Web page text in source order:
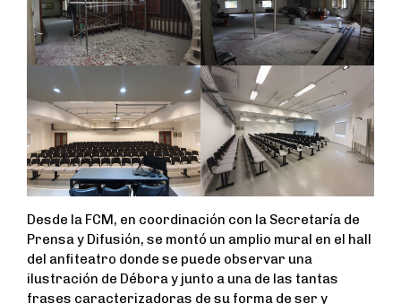
Desde la FCM, en coordinación con la Secretaría de
Prensa y Difusión, se montó un amplio mural en el hall
del anfiteatro donde se puede observar una
ilustración de Débora y junto a una de las tantas
frases caracterizadoras de su forma de ser y